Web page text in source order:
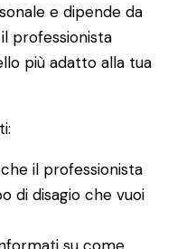
e dipende da
professionista
più adatto alla tua
il professionista
di disagio che vuoi
su come